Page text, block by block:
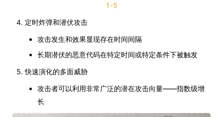
1-5
定时炸弹和潜伏攻击
攻击发生和效果显现存在时间间隔
长期潜伏的恶意代码在特定时间或特定条件下被触发
快速演化的多面威胁
攻击者可以利用非常广泛的潜在攻击向量——指数级增
长